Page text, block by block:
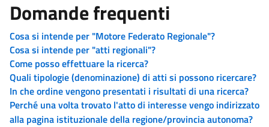
Domande frequenti
Cosa si intende per "Motore Federato Regionale"?
Cosa si intende per "atti regionali"?
Come posso effettuare la ricerca?
Quali tipologie (denominazione) di atti si possono ricercare?
In che ordine vengono presentati i risultati di una ricerca?
Perché una volta trovato l'atto di interesse vengo indirizzato
alla pagina istituzionale della regione/provincia autonoma?